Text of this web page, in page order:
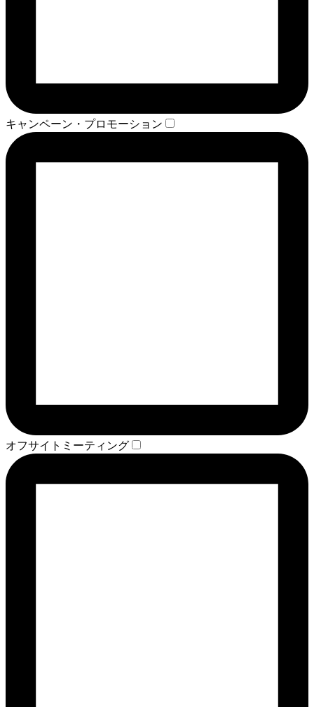
キャンペーン・プロモーション
オフサイトミーティング